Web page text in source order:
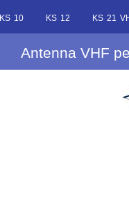
KS 10 KS 12 KS 21
Antenna VHF